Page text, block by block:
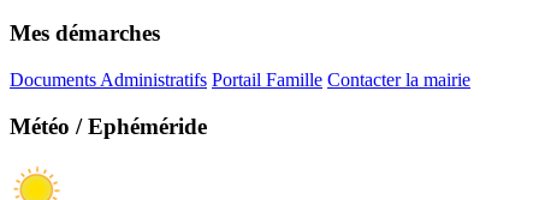
Mes démarches
Documents Administratifs Portail Famille Contacter la mairie
Météo / Ephéméride